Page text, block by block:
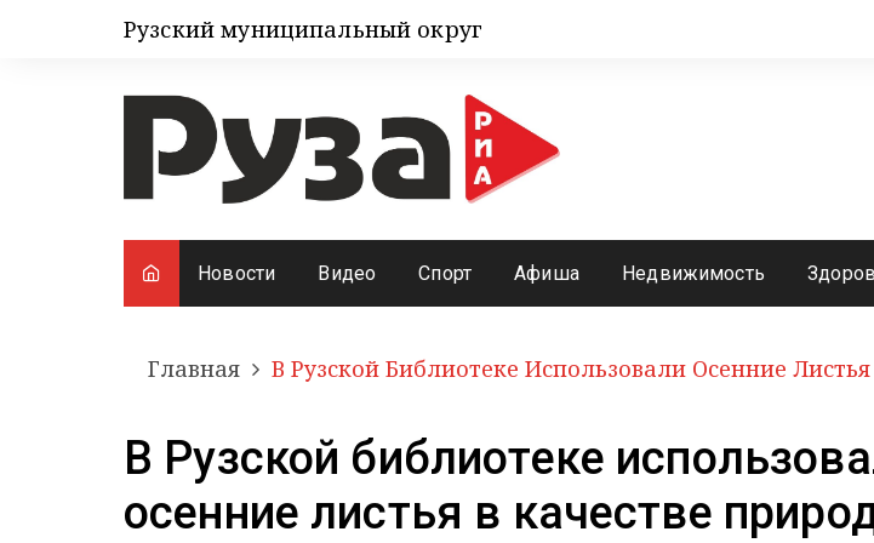
Рузский муниципальный округ
Новости Видео Спорт Афиша Недвижимость
Главная В Рузской Библиотеке Использовали Осенние
В Рузской библиотеке
осенние листья в качестве